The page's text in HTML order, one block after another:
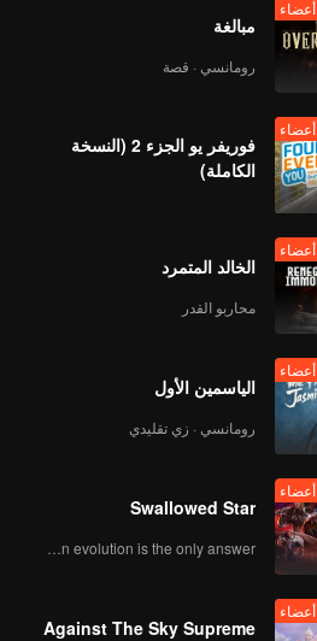
أعضاء
مبالغة
رومانسي · قصة
أعضاء
فوريفر يو الجزء 2 (النسخة
الكاملة)
أعضاء
الخالد المتمرد
محاربو القدر
أعضاء
الياسمين الأول
رومانسي · زي تقليدي
أعضاء
Swallowed Star
Human evolution is the only answer.
أعضاء
Against The Sky Supreme